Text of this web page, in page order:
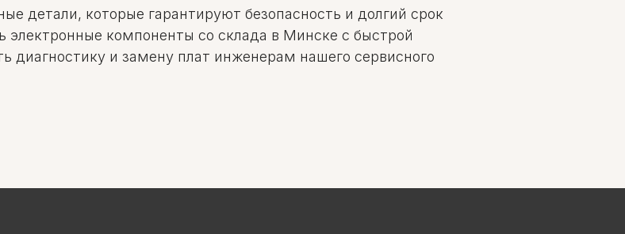
детали, которые гарантируют безопасность и долгий срок
компоненты со склада в Минске с быстрой
диагностику и замену плат инженерам нашего сервисного